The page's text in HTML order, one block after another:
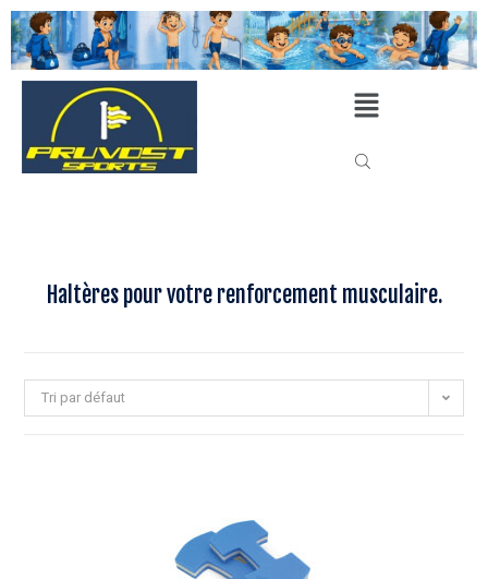
Haltères pour votre renforcement musculaire.
Tri par défaut